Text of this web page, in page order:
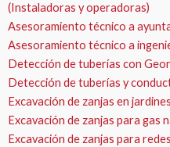
(Instaladoras y operadoras)
Asesoramiento técnico a
Asesoramiento técnico a
Detección de tuberías con
Detección de tuberías y
Excavación de zanjas en
Excavación de zanjas para gas
Excavación de zanjas para